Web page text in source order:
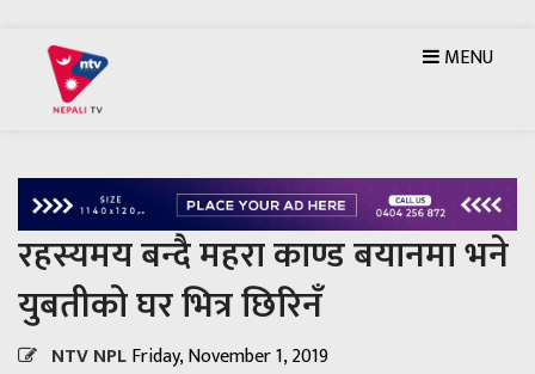
MENU
रहस्यमय बन्दै महरा काण्ड बयानमा भने
युबतीको घर भित्र छिरिनँ
NTV NPLFriday, November 1, 2019